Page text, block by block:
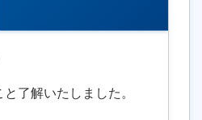
了解いたしました。